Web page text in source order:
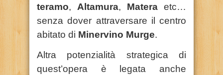
teramo, Altamura, Matera etc…
senza dover attraversare il centro
abitato di Minervino Murge.
Altra potenzialità strategica di
quest’opera è legata anche